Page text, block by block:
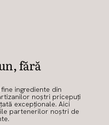
fără
ingrediente din
noștri pricepuți
excepționale. Aici
partenerilor noștri de